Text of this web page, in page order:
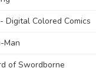
Digital Colored Comics
Man
of Swordborne